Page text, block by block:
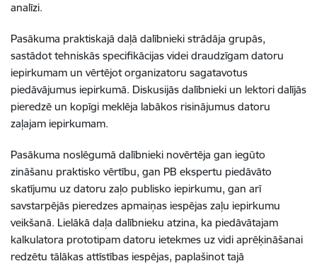
analīzi.
Pasākuma praktiskajā daļā dalībnieki strādāja grupās,
sastādot tehniskās specifikācijas videi draudzīgam datoru
iepirkumam un vērtējot organizatoru sagatavotus
piedāvājumus iepirkumā. Diskusijās dalībnieki un lektori dalījās
pieredzē un kopīgi meklēja labākos risinājumus datoru
zaļajam iepirkumam.
Pasākuma noslēgumā dalībnieki novērtēja gan iegūto
zināšanu praktisko vērtību, gan PB ekspertu piedāvāto
skatījumu uz datoru zaļo publisko iepirkumu, gan arī
savstarpējās pieredzes apmaiņas iespējas zaļu iepirkumu
veikšanā. Lielākā daļa dalībnieku atzina, ka piedāvātajam
kalkulatora prototipam datoru ietekmes uz vidi aprēķināšanai
redzētu tālākas attīstības iespējas, paplašinot tajā